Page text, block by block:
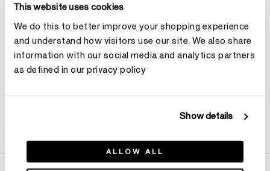
This website uses cookies
We do this to better improve your shopping experience
and understand how visitors use our site. We also share
information with our social media and analytics partners
as defined in our privacy policy
Show details
ALLOW ALL